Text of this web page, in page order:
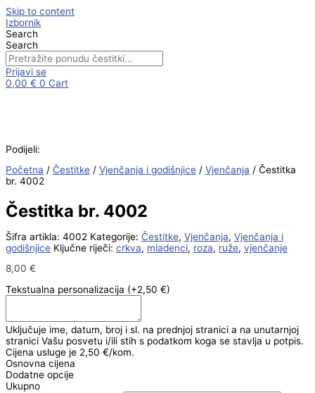
Skip to content
Izbornik
Search
Search
Prijavi se
0,00 € 0 Cart
Podijeli:
Početna / Čestitke / Vjenčanja i godišnjice / Vjenčanja / Čestitka
br. 4002
Čestitka br. 4002
Šifra artikla: 4002 Kategorije: Čestitke, Vjenčanja, Vjenčanja i
godišnjice Ključne riječi: crkva, mladenci, roza, ruže, vjenčanje
8,00 €
Tekstualna personalizacija (+2,50 €)
Uključuje ime, datum, broj i sl. na prednjoj stranici a na unutarnjoj
stranici Vašu posvetu i/ili stih s podatkom koga se stavlja u potpis.
Cijena usluge je 2,50 €/kom.
Osnovna cijena
Dodatne opcije
Ukupno